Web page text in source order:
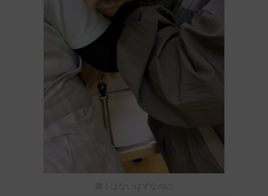
痛くはないはずなのに